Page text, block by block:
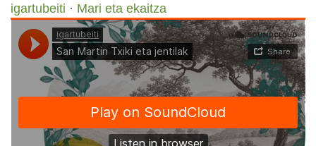
igartubeiti · Mari eta ekaitza